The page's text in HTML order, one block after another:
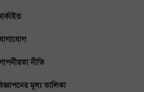
নীতি
মূল্য তালিকা